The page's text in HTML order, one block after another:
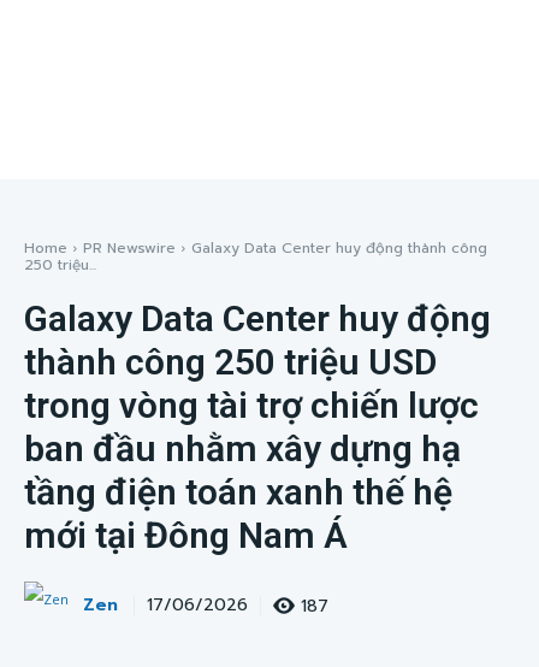
Home PR Newswire Galaxy Data Center huy động thành công
250 triệu...
Galaxy Data Center huy động
thành công 250 triệu USD
trong vòng tài trợ chiến lược
ban đầu nhằm xây dựng hạ
tầng điện toán xanh thế hệ
mới tại Đông Nam Á
Zen 17/06/2026 187